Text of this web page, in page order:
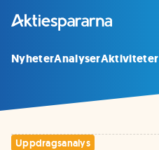
NyheterAnalyserAktiviteter
Uppdragsanalys